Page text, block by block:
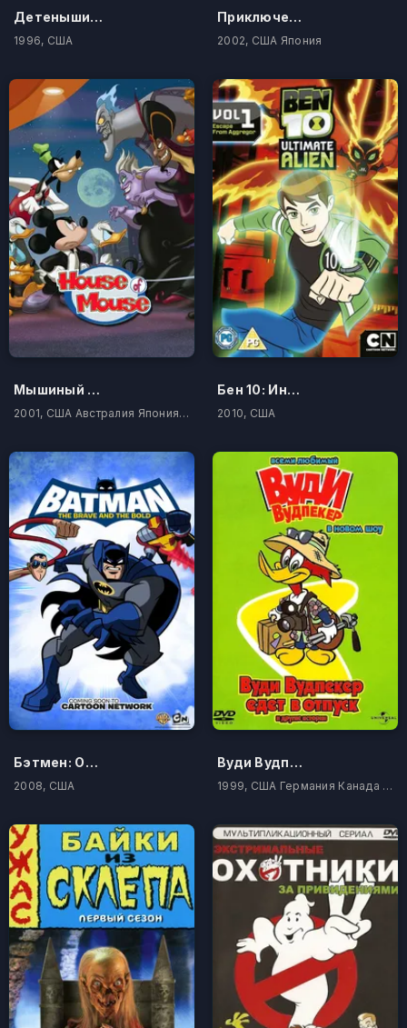
Детеныши джунглей
1996, США
Приключения Джимми Нейтрона, мальчика-гения
2002, США Япония
Мышиный дом
2001, США Австралия Япония Филиппины
Бен 10: Инопланетная сверхсила
2010, США
Бэтмен: Отвага и смелость
2008, США
Вуди Вудпеккер
1999, США Германия Канада Корея Южная